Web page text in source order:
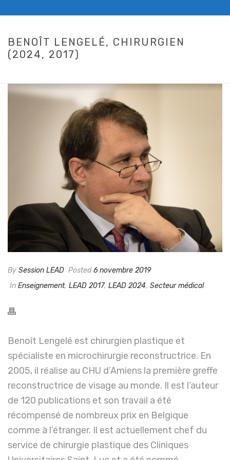
BENOÎT LENGELÉ, CHIRURGIEN
(2024, 2017)
By Session LEAD Posted6 novembre 2019
In Enseignement, LEAD 2017, LEAD 2024, Secteur médical
Benoît Lengelé est chirurgien plastique et
spécialiste en microchirurgie reconstructrice. En
2005, il réalise au CHU d’Amiens la première greffe
reconstructrice de visage au monde. Il est l’auteur
de 120 publications et son travail a été
récompensé de nombreux prix en Belgique
comme à l’étranger. Il est actuellement chef du
service de chirurgie plastique des Cliniques